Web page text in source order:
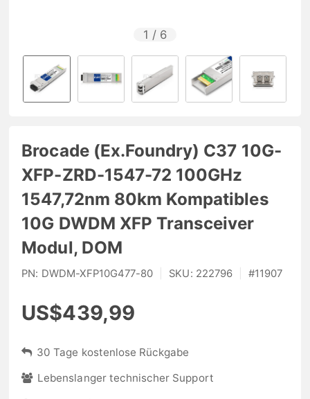
1 / 6
Brocade (Ex.Foundry) C37 10G-
XFP-ZRD-1547-72 100GHz
1547,72nm 80km Kompatibles
10G DWDM XFP Transceiver
Modul, DOM
PN: DWDM-XFP10G477-80 SKU: 222796 #11907
US$439,99
30 Tage kostenlose Rückgabe
Lebenslanger technischer Support